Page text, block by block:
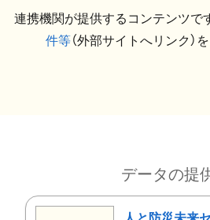
連携機関が提供するコンテンツで
件等（外部サイトへリンク）
データの提